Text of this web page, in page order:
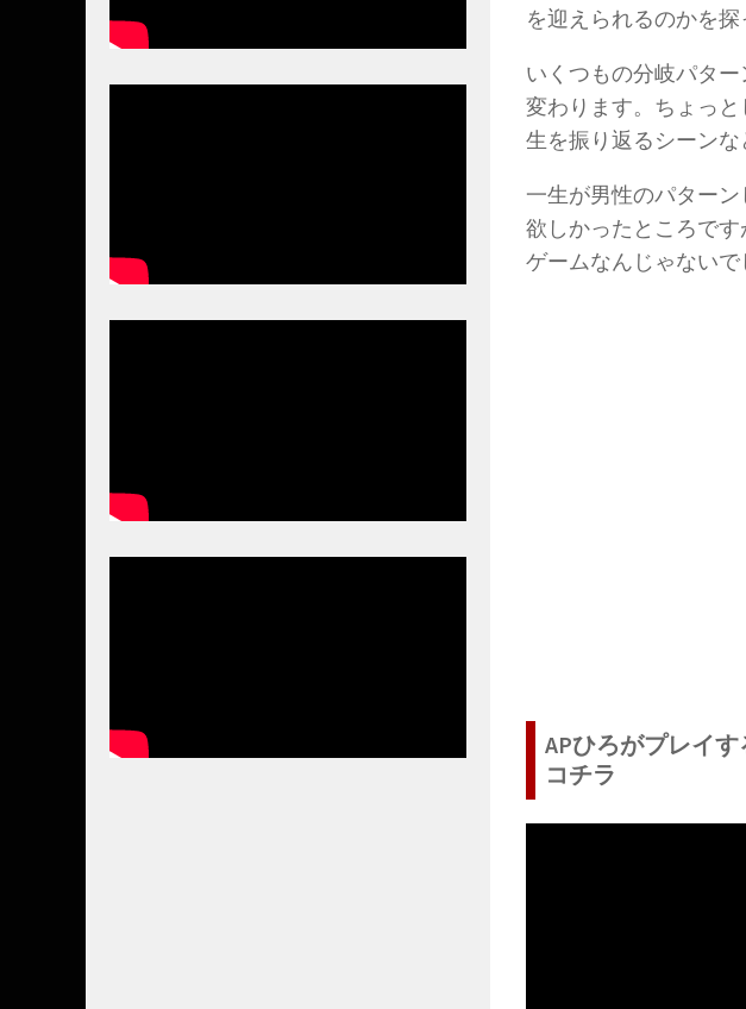
を迎えられるのかを探
いくつもの分岐パタ
変わります。ちょっ
生を振り返るシーンな
一生が男性のパター
欲しかったところで
ゲームなんじゃないで
APひろがプレイ
コチラ